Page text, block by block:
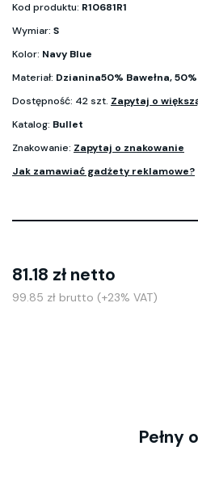
Kod produktu: R10681R1
Wymiar: S
Kolor: Navy Blue
Materiał: Dzianina50% Bawełna,
Dostępność: 42 szt. Zapytaj o
Katalog: Bullet
Znakowanie: Zapytaj o znakowanie
Jak zamawiać gadżety reklamowe?
81.18 zł netto
99.85 zł brutto (+23% VAT)
Pełny